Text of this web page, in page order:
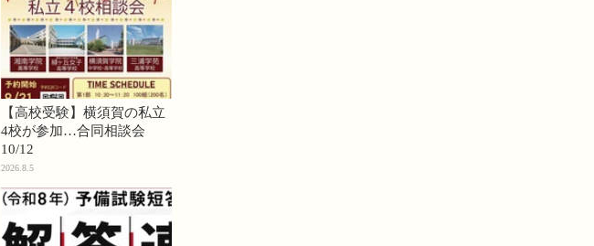
【高校受験】横須賀の私立
4校が参加…合同相談会
10/12
2026.8.5